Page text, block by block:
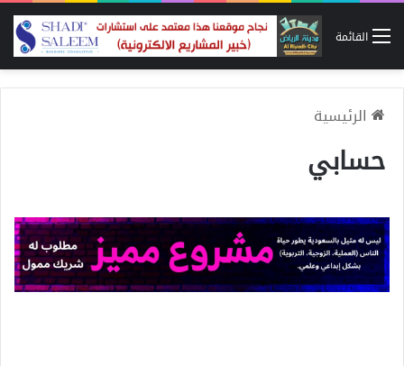
القائمة
الرئيسية
حسابي